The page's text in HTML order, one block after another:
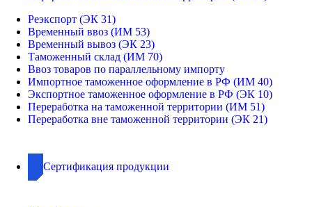
Реэкспорт (ЭК 31)
Временный ввоз (ИМ 53)
Временный вывоз (ЭК 23)
Таможенный склад (ИМ 70)
Ввоз товаров по параллельному импорту
Импортное таможенное оформление в РФ (ИМ 40)
Экспортное таможенное оформление в РФ (ЭК 10)
Переработка на таможенной территории (ИМ 51)
Переработка вне таможенной территории (ЭК 21)
Сертификация продукции